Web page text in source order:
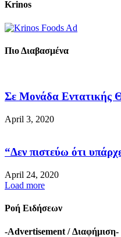
Krinos
Πιο Διαβασμένα
Σε Μονάδα Εντατικής
April 3, 2020
“Δεν πιστεύω ότι
April 24, 2020
Load more
Ροή Ειδήσεων
-Advertisement / Διαφήμιση-